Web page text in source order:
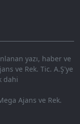
yazı, haber ve
ve Rek. Tic. A.Ş'ye
dahi
Ajans ve Rek.